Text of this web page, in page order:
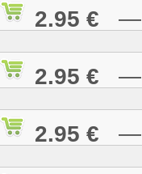
2.95 € —
2.95 € —
2.95 € —